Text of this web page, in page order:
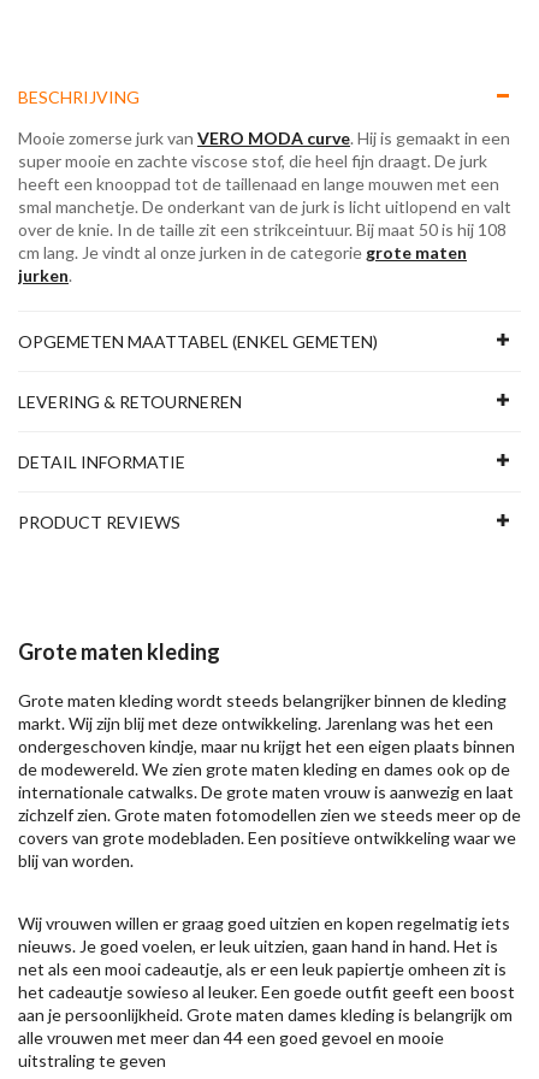
BESCHRIJVING
Mooie zomerse jurk van VERO MODA curve. Hij is gemaakt in een
super mooie en zachte viscose stof, die heel fijn draagt. De jurk
heeft een knooppad tot de taillenaad en lange mouwen met een
smal manchetje. De onderkant van de jurk is licht uitlopend en valt
over de knie. In de taille zit een strikceintuur. Bij maat 50 is hij 108
cm lang. Je vindt al onze jurken in de categorie grote maten
jurken.
OPGEMETEN MAATTABEL (ENKEL GEMETEN)
LEVERING & RETOURNEREN
DETAIL INFORMATIE
PRODUCT REVIEWS
Grote maten kleding
Grote maten kleding wordt steeds belangrijker binnen de kleding
markt. Wij zijn blij met deze ontwikkeling. Jarenlang was het een
ondergeschoven kindje, maar nu krijgt het een eigen plaats binnen
de modewereld. We zien grote maten kleding en dames ook op de
internationale catwalks. De grote maten vrouw is aanwezig en laat
zichzelf zien. Grote maten fotomodellen zien we steeds meer op de
covers van grote modebladen. Een positieve ontwikkeling waar we
blij van worden.
Wij vrouwen willen er graag goed uitzien en kopen regelmatig iets
nieuws. Je goed voelen, er leuk uitzien, gaan hand in hand. Het is
net als een mooi cadeautje, als er een leuk papiertje omheen zit is
het cadeautje sowieso al leuker. Een goede outfit geeft een boost
aan je persoonlijkheid. Grote maten dames kleding is belangrijk om
alle vrouwen met meer dan 44 een goed gevoel en mooie
uitstraling te geven